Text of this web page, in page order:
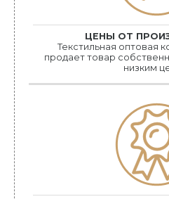
ЦЕНЫ ОТ
Текстильная оптовая
продает товар
низким